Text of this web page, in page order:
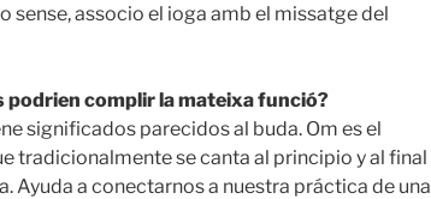
sense, associo el ioga amb el missatge del
podrien complir la mateixa funció?
significados parecidos al buda. Om es el
tradicionalmente se canta al principio y al final
Ayuda a conectarnos a nuestra práctica de una